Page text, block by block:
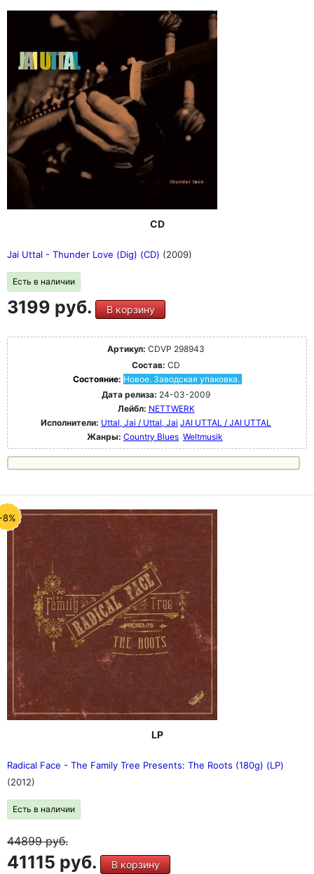
CD
Jai Uttal - Thunder Love (Dig) (CD) (2009)
Есть в наличии
3199 руб. В корзину
Артикул: CDVP 298943
Состав: CD
Состояние: Новое. Заводская упаковка.
Дата релиза: 24-03-2009
Лейбл: NETTWERK
Исполнители: Uttal, Jai / Uttal, Jai JAI UTTAL / JAI UTTAL
Жанры: Country Blues Weltmusik
8%
LP
Radical Face - The Family Tree Presents: The Roots (180g) (LP)
(2012)
Есть в наличии
44899руб.
41115 руб. В корзину